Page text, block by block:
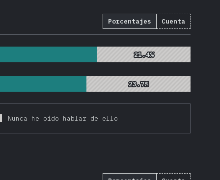
Porcentajes Cuenta
21.4%
21.4%
23.7%
23.7%
Nunca he oído hablar de ello